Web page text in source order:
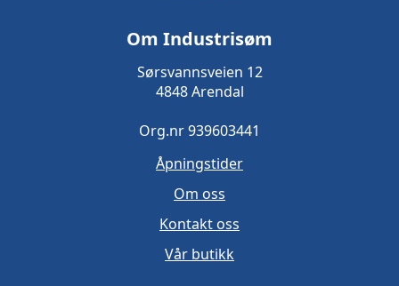
Om Industrisøm
Sørsvannsveien 12
4848 Arendal
Org.nr 939603441
Åpningstider
Om oss
Kontakt oss
Vår butikk